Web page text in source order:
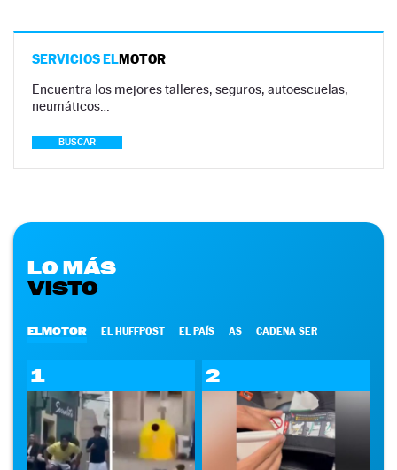
SERVICIOS ELMOTOR
Encuentra los mejores talleres, seguros, autoescuelas,
neumáticos…
BUSCAR
LO MÁS
VISTO
ELMOTOR EL HUFFPOST EL PAÍS AS CADENA SER
1 2